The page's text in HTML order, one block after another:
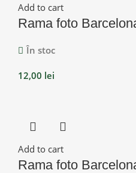
Add to cart
Rama foto
În stoc
12,00 lei
Add to cart
Rama foto